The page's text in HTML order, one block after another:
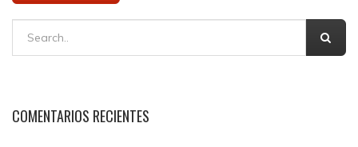
COMENTARIOS RECIENTES